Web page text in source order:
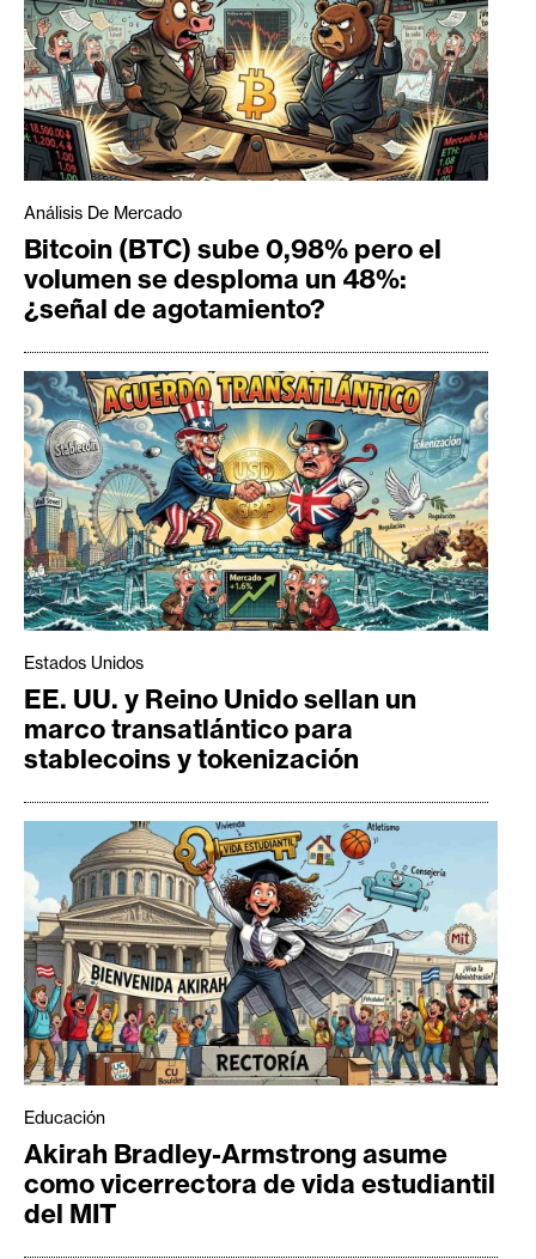
Análisis De Mercado
Bitcoin (BTC) sube 0,98% pero el
volumen se desploma un 48%:
¿señal de agotamiento?
Estados Unidos
EE. UU. y Reino Unido sellan un
marco transatlántico para
stablecoins y tokenización
Educación
Akirah Bradley-Armstrong asume
como vicerrectora de vida estudiantil
del MIT